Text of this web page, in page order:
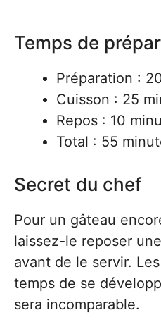
Temps de
Préparation :
Cuisson : 25
Repos : 10
Total : 55
Secret du chef
Pour un gâteau
laissez-le reposer
avant de le servir.
temps de se
sera incomparable.